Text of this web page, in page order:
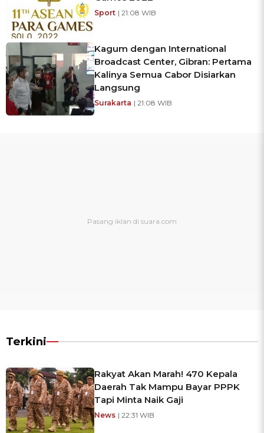
Sport | 21:08 WIB
Kagum dengan International
Broadcast Center, Gibran: Pertama
Kalinya Semua Cabor Disiarkan
Langsung
Surakarta | 21:08 WIB
Terkini
Rakyat Akan Marah! 470 Kepala
Daerah Tak Mampu Bayar PPPK
Tapi Minta Naik Gaji
News | 22:31 WIB